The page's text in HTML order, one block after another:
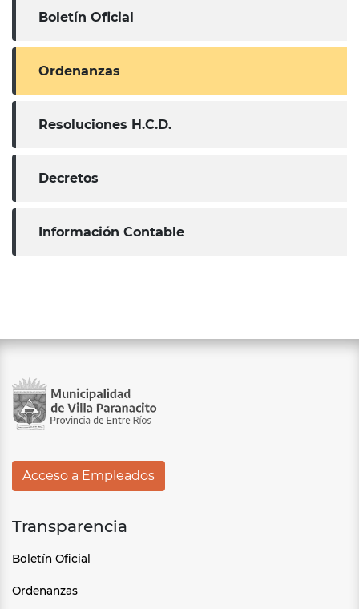
Boletín Oficial
Ordenanzas
Resoluciones H.C.D.
Decretos
Información Contable
Acceso a Empleados
Transparencia
Boletín Oficial
Ordenanzas